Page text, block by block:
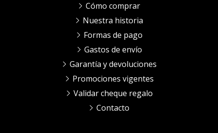
Cómo comprar
Nuestra historia
Formas de pago
Gastos de envío
Garantía y devoluciones
Promociones vigentes
Validar cheque regalo
Contacto